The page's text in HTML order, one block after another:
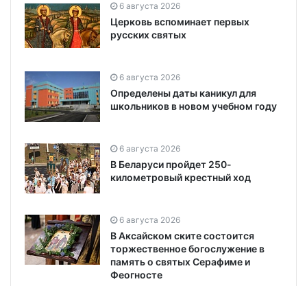
6 августа 2026
Церковь вспоминает первых
русских святых
6 августа 2026
Определены даты каникул для
школьников в новом учебном году
6 августа 2026
В Беларуси пройдет 250-
километровый крестный ход
6 августа 2026
В Аксайском ските состоится
торжественное богослужение в
память о святых Серафиме и
Феогносте